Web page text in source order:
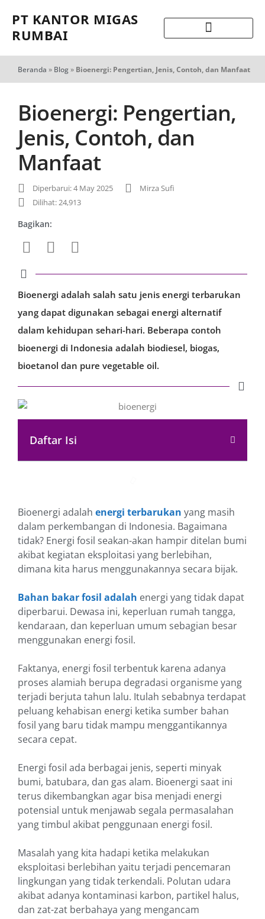
PT KANTOR MIGAS
RUMBAI
Beranda » Blog» Bioenergi: Pengertian, Jenis, Contoh, dan Manfaat
Bioenergi: Pengertian,
Jenis, Contoh, dan
Manfaat
Diperbarui: 4 May 2025
Mirza Sufi
Dilihat: 24,913
Bagikan:
Bioenergi adalah salah satu jenis energi terbarukan
yang dapat digunakan sebagai energi alternatif
dalam kehidupan sehari-hari. Beberapa contoh
bioenergi di Indonesia adalah biodiesel, biogas,
bioetanol dan pure vegetable oil.
Daftar Isi
Bioenergi adalah energi terbarukan yang masih
dalam perkembangan di Indonesia. Bagaimana
tidak? Energi fosil seakan-akan hampir ditelan bumi
akibat kegiatan eksploitasi yang berlebihan,
dimana kita harus menggunakannya secara bijak.
Bahan bakar fosil adalah energi yang tidak dapat
diperbarui. Dewasa ini, keperluan rumah tangga,
kendaraan, dan keperluan umum sebagian besar
menggunakan energi fosil.
Faktanya, energi fosil terbentuk karena adanya
proses alamiah berupa degradasi organisme yang
terjadi berjuta tahun lalu. Itulah sebabnya terdapat
peluang kehabisan energi ketika sumber bahan
fosil yang baru tidak mampu menggantikannya
secara cepat.
Energi fosil ada berbagai jenis, seperti minyak
bumi, batubara, dan gas alam. Bioenergi saat ini
terus dikembangkan agar bisa menjadi energi
potensial untuk menjawab segala permasalahan
yang timbul akibat penggunaan energi fosil.
Masalah yang kita hadapi ketika melakukan
eksploitasi berlebihan yaitu terjadi pencemaran
lingkungan yang tidak terkendali. Polutan udara
akibat adanya kontaminasi karbon, partikel halus,
dan zat-zat berbahaya yang mengancam